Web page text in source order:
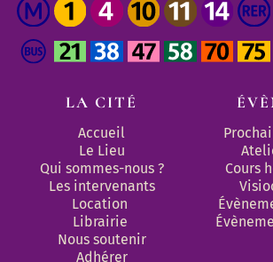
LA CITÉ
Accueil
Le Lieu
Qui sommes-nous ?
Les intervenants
Location
Librairie
Nous soutenir
Adhérer
Cours